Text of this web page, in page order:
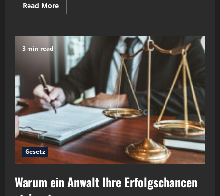
Read MoreRead
more
Ihre
Erfolgschancen
einem
Gerichtsverfahren
3 min read
Gesetz
Warum ein Anwalt Ihre Erfolgschancen